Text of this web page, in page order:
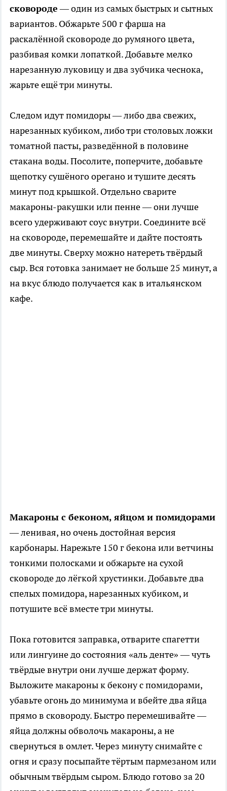
сковороде— один из самых быстрых и сытных
вариантов. Обжарьте 500 г фарша на
раскалённой сковороде до румяного цвета,
разбивая комки лопаткой. Добавьте мелко
нарезанную луковицу и два зубчика чеснока,
жарьте ещё три минуты.
Следом идут помидоры — либо два свежих,
нарезанных кубиком, либо три столовых ложки
томатной пасты, разведённой в половине
стакана воды. Посолите, поперчите, добавьте
щепотку сушёного орегано и тушите десять
минут под крышкой. Отдельно сварите
макароны-ракушки или пенне — они лучше
всего удерживают соус внутри. Соедините всё
на сковороде, перемешайте и дайте постоять
две минуты. Сверху можно натереть твёрдый
сыр. Вся готовка занимает не больше 25 минут, а
на вкус блюдо получается как в итальянском
кафе.
Макароны с беконом, яйцом и помидорами
— ленивая, но очень достойная версия
карбонары. Нарежьте 150 г бекона или ветчины
тонкими полосками и обжарьте на сухой
сковороде до лёгкой хрустинки. Добавьте два
спелых помидора, нарезанных кубиком, и
потушите всё вместе три минуты.
Пока готовится заправка, отварите спагетти
или лингуине до состояния «аль денте» — чуть
твёрдые внутри они лучше держат форму.
Выложите макароны к бекону с помидорами,
убавьте огонь до минимума и вбейте два яйца
прямо в сковороду. Быстро перемешивайте —
яйца должны обволочь макароны, а не
свернуться в омлет. Через минуту снимайте с
огня и сразу посыпайте тёртым пармезаном или
обычным твёрдым сыром. Блюдо готово за 20